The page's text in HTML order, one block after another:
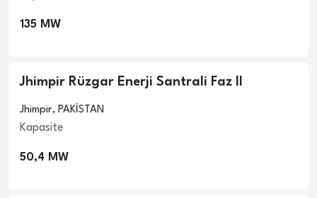
135 MW
Jhimpir Rüzgar Enerji Santrali Faz II
Jhimpir, PAKİSTAN
Kapasite
50,4 MW